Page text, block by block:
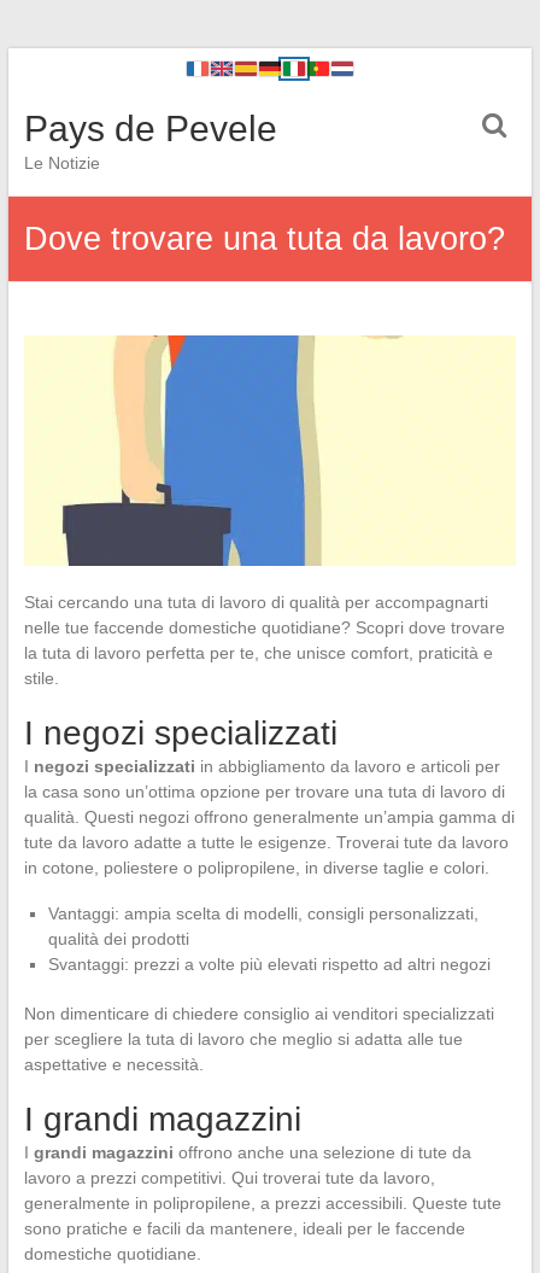
Pays de Pevele
Le Notizie
Dove trovare una tuta da lavoro?
Stai cercando una tuta di lavoro di qualità per accompagnarti
nelle tue faccende domestiche quotidiane? Scopri dove trovare
la tuta di lavoro perfetta per te, che unisce comfort, praticità e
stile.
I negozi specializzati
I negozi specializzati in abbigliamento da lavoro e articoli per
la casa sono un’ottima opzione per trovare una tuta di lavoro di
qualità. Questi negozi offrono generalmente un’ampia gamma di
tute da lavoro adatte a tutte le esigenze. Troverai tute da lavoro
in cotone, poliestere o polipropilene, in diverse taglie e colori.
Vantaggi: ampia scelta di modelli, consigli personalizzati,
qualità dei prodotti
Svantaggi: prezzi a volte più elevati rispetto ad altri negozi
Non dimenticare di chiedere consiglio ai venditori specializzati
per scegliere la tuta di lavoro che meglio si adatta alle tue
aspettative e necessità.
I grandi magazzini
I grandi magazzini offrono anche una selezione di tute da
lavoro a prezzi competitivi. Qui troverai tute da lavoro,
generalmente in polipropilene, a prezzi accessibili. Queste tute
sono pratiche e facili da mantenere, ideali per le faccende
domestiche quotidiane.